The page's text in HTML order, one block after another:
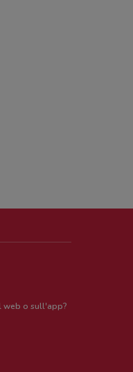
web o sull'app?